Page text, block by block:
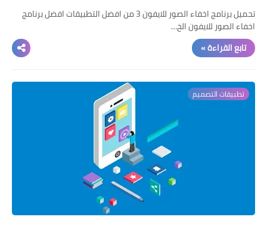
تحميل برنامج اخفاء الصور للايفون 3 من افضل التطبيقات افضل برنامج
اخفاء الصور للايفون الخ…
تابع القراءة »
تطبيقات التصميم